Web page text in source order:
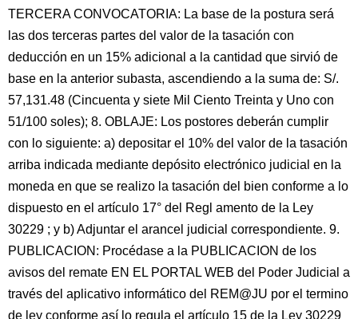
TERCERA CONVOCATORIA: La base de la postura será
las dos terceras partes del valor de la tasación con
deducción en un 15% adicional a la cantidad que sirvió de
base en la anterior subasta, ascendiendo a la suma de: S/.
57,131.48 (Cincuenta y siete Mil Ciento Treinta y Uno con
51/100 soles); 8. OBLAJE: Los postores deberán cumplir
con lo siguiente: a) depositar el 10% del valor de la tasación
arriba indicada mediante depósito electrónico judicial en la
moneda en que se realizo la tasación del bien conforme a lo
dispuesto en el artículo 17° del Regl amento de la Ley
30229 ; y b) Adjuntar el arancel judicial correspondiente. 9.
PUBLICACION: Procédase a la PUBLICACION de los
avisos del remate EN EL PORTAL WEB del Poder Judicial a
través del aplicativo informático del REM@JU por el termino
de ley conforme así lo regula el artículo 15 de la Ley 30229